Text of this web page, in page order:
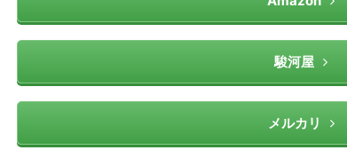
駿河屋
メルカリ